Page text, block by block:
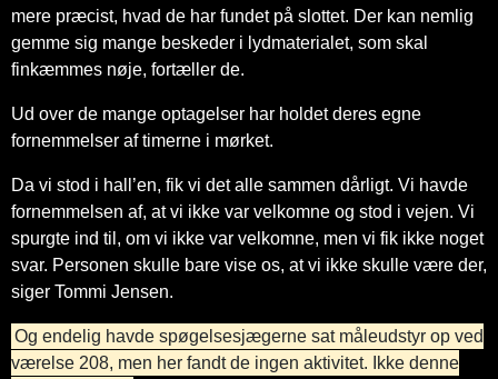
mere præcist, hvad de har fundet på slottet. Der kan nemlig
gemme sig mange beskeder i lydmaterialet, som skal
finkæmmes nøje, fortæller de.
Ud over de mange optagelser har holdet deres egne
fornemmelser af timerne i mørket.
Da vi stod i hall’en, fik vi det alle sammen dårligt. Vi havde
fornemmelsen af, at vi ikke var velkomne og stod i vejen. Vi
spurgte ind til, om vi ikke var velkomne, men vi fik ikke noget
svar. Personen skulle bare vise os, at vi ikke skulle være der,
siger Tommi Jensen.
Og endelig havde spøgelsesjægerne sat måleudstyr op ved
værelse 208, men her fandt de ingen aktivitet. Ikke denne